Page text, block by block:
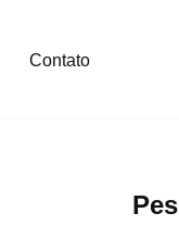
Contato